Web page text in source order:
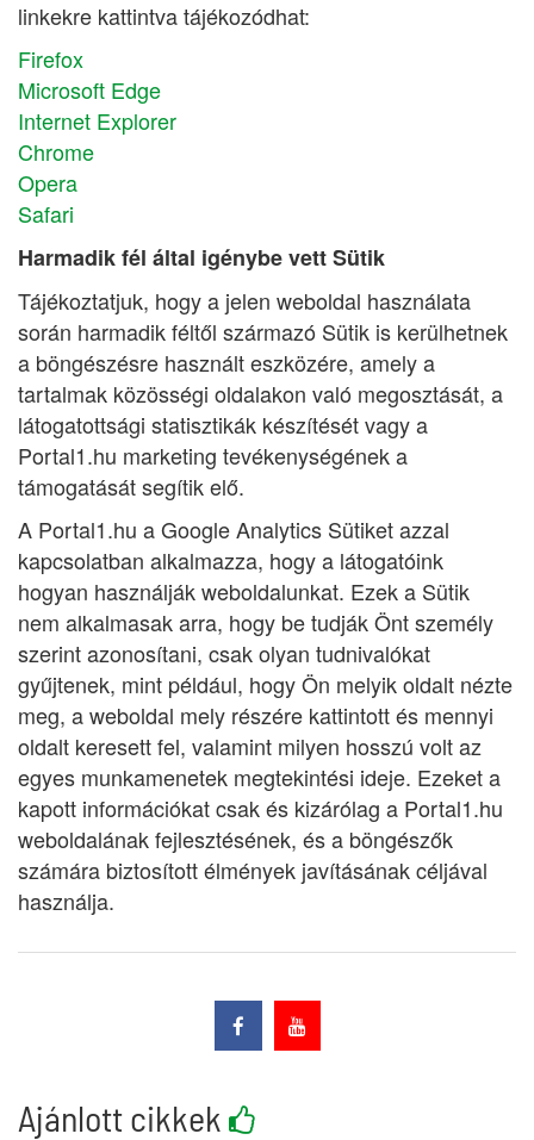
linkekre kattintva tájékozódhat:
Firefox
Microsoft Edge
Internet Explorer
Chrome
Opera
Safari
Harmadik fél által igénybe vett Sütik
Tájékoztatjuk, hogy a jelen weboldal használata
során harmadik féltől származó Sütik is kerülhetnek
a böngészésre használt eszközére, amely a
tartalmak közösségi oldalakon való megosztását, a
látogatottsági statisztikák készítését vagy a
Portal1.hu marketing tevékenységének a
támogatását segítik elő.
A Portal1.hu a Google Analytics Sütiket azzal
kapcsolatban alkalmazza, hogy a látogatóink
hogyan használják weboldalunkat. Ezek a Sütik
nem alkalmasak arra, hogy be tudják Önt személy
szerint azonosítani, csak olyan tudnivalókat
gyűjtenek, mint például, hogy Ön melyik oldalt nézte
meg, a weboldal mely részére kattintott és mennyi
oldalt keresett fel, valamint milyen hosszú volt az
egyes munkamenetek megtekintési ideje. Ezeket a
kapott információkat csak és kizárólag a Portal1.hu
weboldalának fejlesztésének, és a böngészők
számára biztosított élmények javításának céljával
használja.
Ajánlott cikkek